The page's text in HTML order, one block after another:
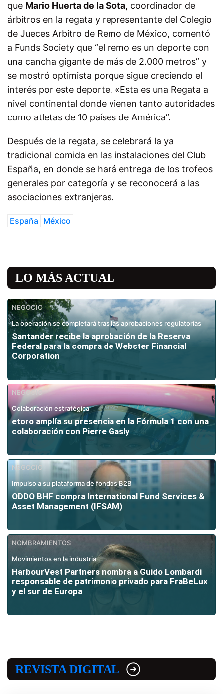
que Mario Huerta de la Sota, coordinador de
árbitros en la regata y representante del Colegio
de Jueces Arbitro de Remo de México, comentó
a Funds Society que “el remo es un deporte con
una cancha gigante de más de 2.000 metros” y
se mostró optimista porque sigue creciendo el
interés por este deporte. «Esta es una Regata a
nivel continental donde vienen tanto autoridades
como atletas de 10 países de América”.
Después de la regata, se celebrará la ya
tradicional comida en las instalaciones del Club
España, en donde se hará entrega de los trofeos
generales por categoría y se reconocerá a las
asociaciones extranjeras.
España México
LO MÁS ACTUAL
NEGOCIO
La operación se completará tras las aprobaciones regulatorias
Santander recibe la aprobación de la Reserva
Federal para la compra de Webster Financial
Corporation
NEGOCIO
Colaboración estratégica
etoro amplía su presencia en la Fórmula 1 con una
colaboración con Pierre Gasly
NEGOCIO
Impulso a su plataforma de fondos B2B
ODDO BHF compra International Fund Services &
Asset Management (IFSAM)
NOMBRAMIENTOS
Movimientos en la industria
HarbourVest Partners nombra a Guido Lombardi
responsable de patrimonio privado para FraBeLux
y el sur de Europa
REVISTA DIGITAL